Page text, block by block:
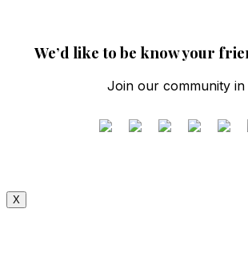
We’d like to be know your
Join our community in
X